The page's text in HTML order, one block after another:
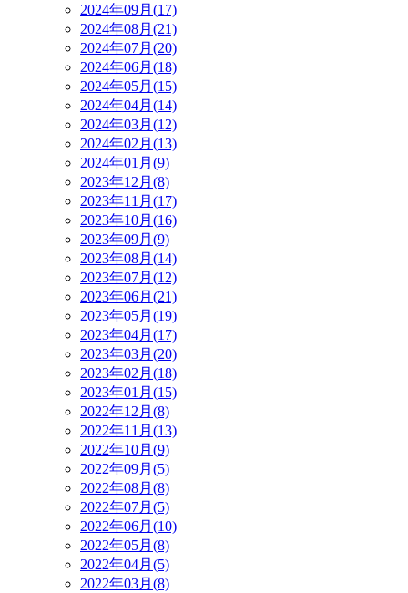
2024年09月(17)
2024年08月(21)
2024年07月(20)
2024年06月(18)
2024年05月(15)
2024年04月(14)
2024年03月(12)
2024年02月(13)
2024年01月(9)
2023年12月(8)
2023年11月(17)
2023年10月(16)
2023年09月(9)
2023年08月(14)
2023年07月(12)
2023年06月(21)
2023年05月(19)
2023年04月(17)
2023年03月(20)
2023年02月(18)
2023年01月(15)
2022年12月(8)
2022年11月(13)
2022年10月(9)
2022年09月(5)
2022年08月(8)
2022年07月(5)
2022年06月(10)
2022年05月(8)
2022年04月(5)
2022年03月(8)